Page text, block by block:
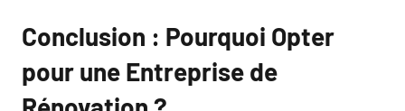
Conclusion : Pourquoi Opter
pour une Entreprise de